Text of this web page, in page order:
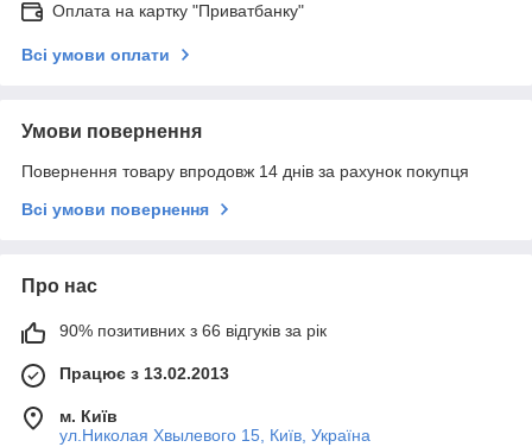
Оплата на картку "Приватбанку"
Всі умови оплати
Умови повернення
Повернення товару впродовж 14 днів за рахунок покупця
Всі умови повернення
Про нас
90% позитивних з 66 відгуків за рік
Працює з 13.02.2013
м. Київ
ул.Николая Хвылевого 15, Київ, Україна